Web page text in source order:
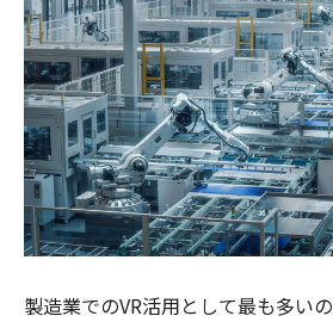
製造業でのVR活用として最も多い